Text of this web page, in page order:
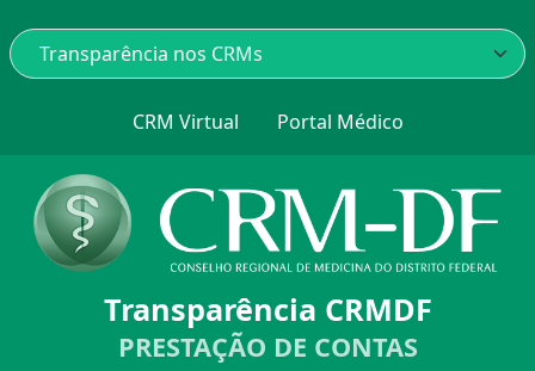
CRM Virtual Portal Médico
Transparência CRMDF
PRESTAÇÃO DE CONTAS